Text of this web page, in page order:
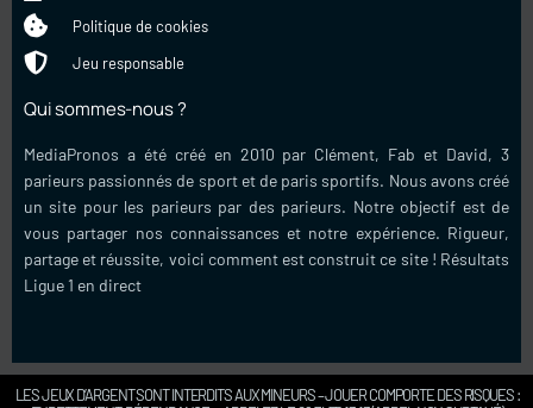
Politique de cookies
Jeu responsable
Qui sommes-nous ?
MediaPronos a été créé en 2010 par Clément, Fab et David, 3
parieurs passionnés de sport et de paris sportifs. Nous avons créé
un site pour les parieurs par des parieurs. Notre objectif est de
vous partager nos connaissances et notre expérience. Rigueur,
partage et réussite, voici comment est construit ce site ! Résultats
Ligue 1 en direct
LES JEUX D’ARGENT SONT INTERDITS AUX MINEURS – JOUER COMPORTE DES RISQUES :